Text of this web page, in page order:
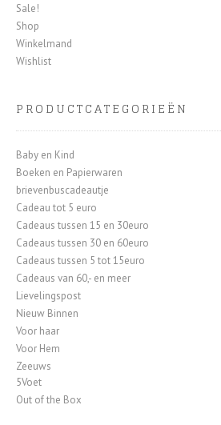
Sale!
Shop
Winkelmand
Wishlist
PRODUCTCATEGORIEËN
Baby en Kind
Boeken en Papierwaren
brievenbuscadeautje
Cadeau tot 5 euro
Cadeaus tussen 15 en 30euro
Cadeaus tussen 30 en 60euro
Cadeaus tussen 5 tot 15euro
Cadeaus van 60,- en meer
Lievelingspost
Nieuw Binnen
Voor haar
Voor Hem
Zeeuws
5Voet
Out of the Box